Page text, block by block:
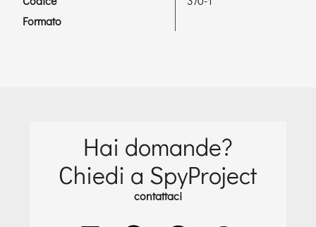
Formato
Hai domande?
Chiedi a SpyProject
contattaci